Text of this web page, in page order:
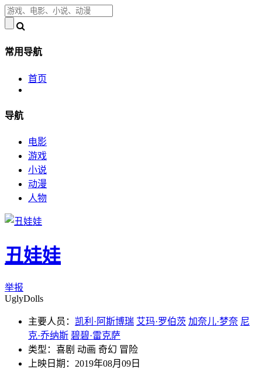
常用导航
首页
导航
电影
游戏
小说
动漫
人物
丑娃娃
举报
UglyDolls
主要人员： 凯利·阿斯博瑞 艾玛·罗伯茨 加奈儿·梦奈 尼
克·乔纳斯 碧碧·雷克萨
类型：喜剧 动画 奇幻 冒险
上映日期：2019年08月09日